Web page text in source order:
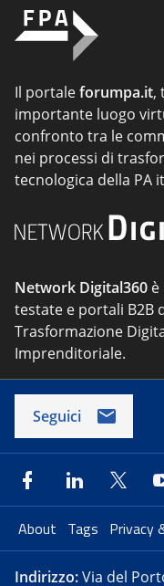
Il portaleforumpa.it,
importante luogo
confronto tra le
nei processi di
tecnologica della PA
Network Digital360
testate e portali B2B
Trasformazione
Imprenditoriale.
Seguici
About Tags Privacy
Indirizzo:Via del